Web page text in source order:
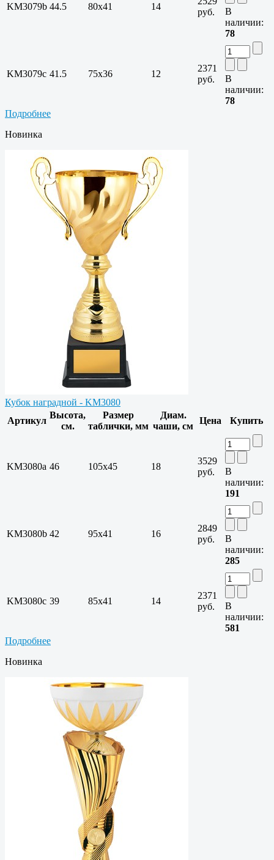
KM3079b 44.5 80х41 14
руб.
В
наличии:
78
KM3079c 41.5 75х36 12
2371
руб.
В
наличии:
78
Подробнее
Новинка
Кубок наградной - KM3080
Артикул
Высота,
см.
Размер
таблички, мм
Диам.
чаши, см
Цена Купить
KM3080a 46 105х45 18
3529
руб.
В
наличии:
191
KM3080b 42 95х41 16
2849
руб.
В
наличии:
285
KM3080c 39 85х41 14
2371
руб.
В
наличии:
581
Подробнее
Новинка